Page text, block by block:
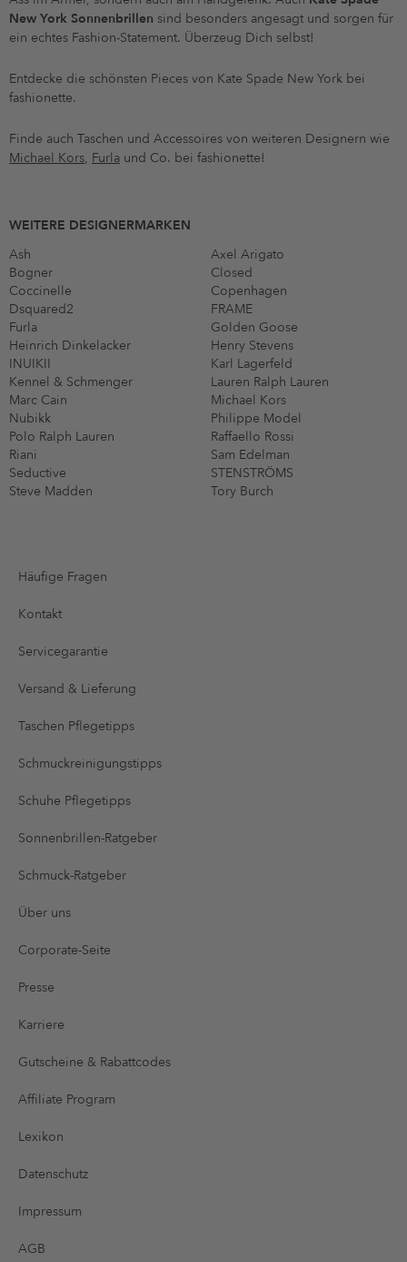
New York Sonnenbrillen sind besonders angesagt und sorgen für
ein echtes Fashion-Statement. Überzeug Dich selbst!
Entdecke die schönsten Pieces von Kate Spade New York bei
fashionette.
Finde auch Taschen und Accessoires von weiteren Designern wie
Michael Kors, Furla und Co. bei fashionette!
WEITERE DESIGNERMARKEN
Ash
Axel Arigato
Bogner
Closed
Coccinelle
Copenhagen
Dsquared2
FRAME
Furla
Golden Goose
Heinrich Dinkelacker
Henry Stevens
INUIKII
Karl Lagerfeld
Kennel & Schmenger
Lauren Ralph Lauren
Marc Cain
Michael Kors
Nubikk
Philippe Model
Polo Ralph Lauren
Raffaello Rossi
Riani
Sam Edelman
Seductive
STENSTRÖMS
Steve Madden
Tory Burch
Häufige Fragen
Kontakt
Servicegarantie
Versand & Lieferung
Taschen Pflegetipps
Schmuckreinigungstipps
Schuhe Pflegetipps
Sonnenbrillen-Ratgeber
Schmuck-Ratgeber
Über uns
Corporate-Seite
Presse
Karriere
Gutscheine & Rabattcodes
Affiliate Program
Lexikon
Datenschutz
Impressum
AGB